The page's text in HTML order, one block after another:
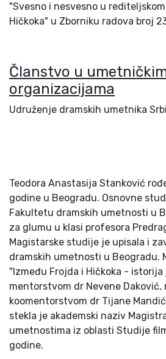
"Svesno i nesvesno u
Hičkoka" u Zborniku radova broj
Članstvo u
organizacijama
Udruženje dramskih umetnika
Teodora Anastasija Stanković
godine u Beogradu. Osnovne
Fakultetu dramskih umetnosti u
za glumu u klasi profesora
Magistarske studije je upisala i
dramskih umetnosti u Beogradu.
"Između Frojda i Hičkoka -
mentorstvom dr Nevene Daković,
koomentorstvom dr Tijane
stekla je akademski naziv
umetnostima iz oblasti Studije
godine.